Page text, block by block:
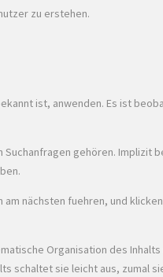
zu erstehen.
ist, anwenden. Es ist
Suchanfragen gehören.
nächsten fuehren, und
Organisation des
schaltet sie leicht aus, zumal